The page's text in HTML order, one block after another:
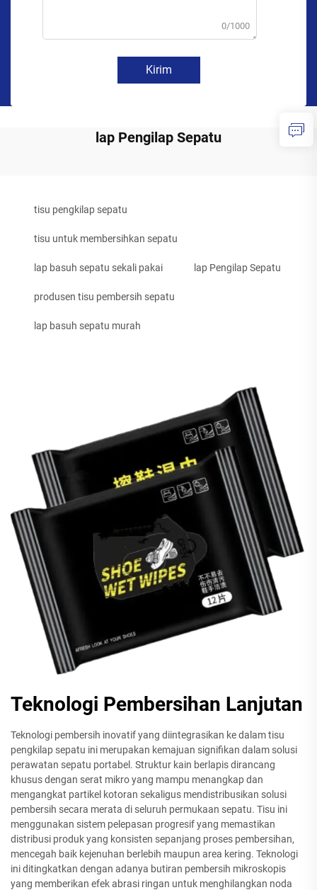
0/1000
Kirim
lap Pengilap Sepatu
tisu pengkilap sepatu
tisu untuk membersihkan sepatu
lap basuh sepatu sekali pakai lap Pengilap Sepatu
produsen tisu pembersih sepatu
lap basuh sepatu murah
Teknologi Pembersihan Lanjutan
Teknologi pembersih inovatif yang diintegrasikan ke dalam tisu
pengkilap sepatu ini merupakan kemajuan signifikan dalam solusi
perawatan sepatu portabel. Struktur kain berlapis dirancang
khusus dengan serat mikro yang mampu menangkap dan
mengangkat partikel kotoran sekaligus mendistribusikan solusi
pembersih secara merata di seluruh permukaan sepatu. Tisu ini
menggunakan sistem pelepasan progresif yang memastikan
distribusi produk yang konsisten sepanjang proses pembersihan,
mencegah baik kejenuhan berlebih maupun area kering. Teknologi
ini ditingkatkan dengan adanya butiran pembersih mikroskopis
yang memberikan efek abrasi ringan untuk menghilangkan noda